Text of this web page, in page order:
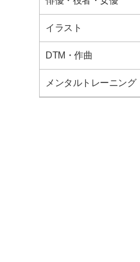
0120-06-8601
イラスト
DTM・作曲
メンタルトレーニング